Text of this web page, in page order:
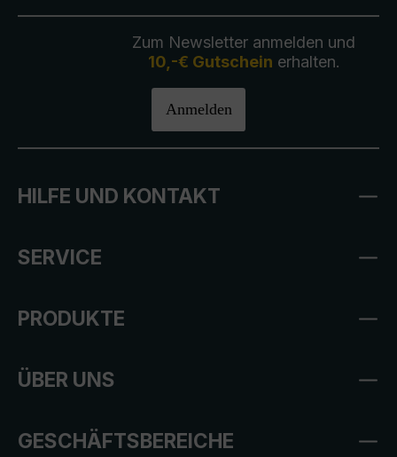
Zum Newsletter anmelden und
10,-€ Gutschein erhalten.
Anmelden
HILFE UND KONTAKT
SERVICE
PRODUKTE
ÜBER UNS
GESCHÄFTSBEREICHE